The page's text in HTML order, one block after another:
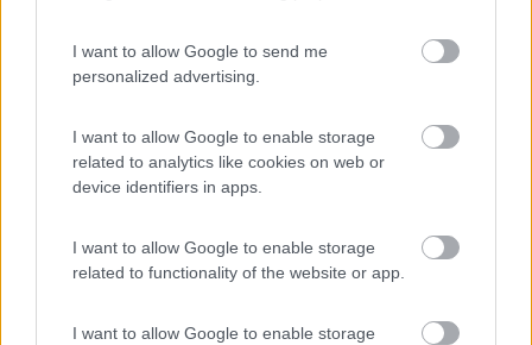
I want to allow Google to send me
personalized advertising.
I want to allow Google to enable storage
related to analytics like cookies on web or
device identifiers in apps.
I want to allow Google to enable storage
related to functionality of the website or app.
I want to allow Google to enable storage
Campeggio
4,9 22
Servizi / Posizione
A circa 1 km dal centro e a 500 metri dal mare,